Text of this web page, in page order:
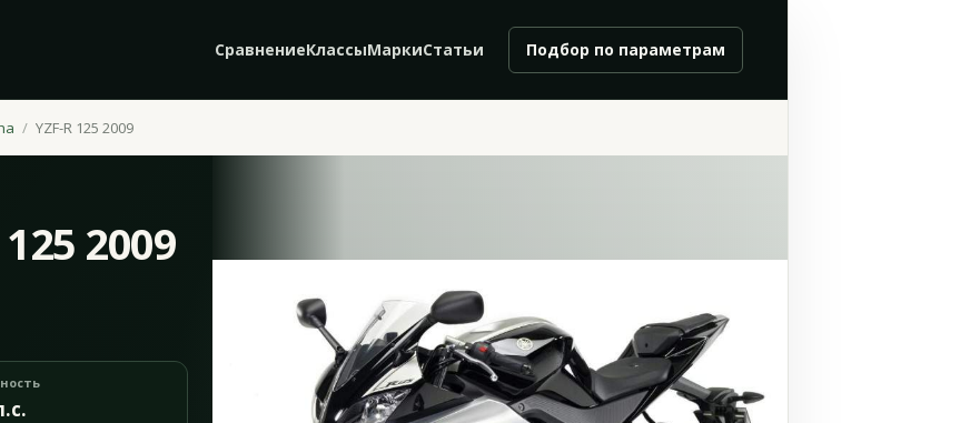
СравнениеКлассыМаркиСтатьи Подбор по параметрам
YZF-R 125 2009
2009